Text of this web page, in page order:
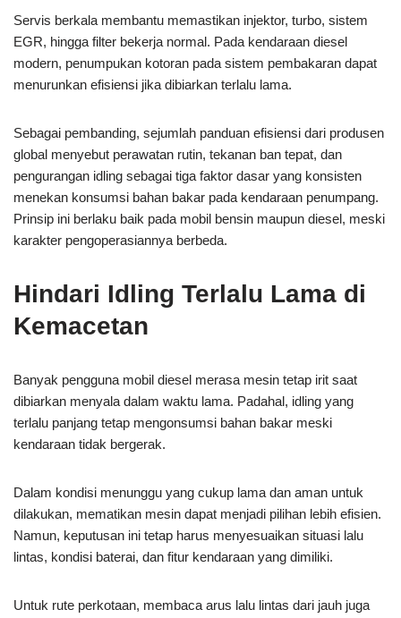
Servis berkala membantu memastikan injektor, turbo, sistem
EGR, hingga filter bekerja normal. Pada kendaraan diesel
modern, penumpukan kotoran pada sistem pembakaran dapat
menurunkan efisiensi jika dibiarkan terlalu lama.
Sebagai pembanding, sejumlah panduan efisiensi dari produsen
global menyebut perawatan rutin, tekanan ban tepat, dan
pengurangan idling sebagai tiga faktor dasar yang konsisten
menekan konsumsi bahan bakar pada kendaraan penumpang.
Prinsip ini berlaku baik pada mobil bensin maupun diesel, meski
karakter pengoperasiannya berbeda.
Hindari Idling Terlalu Lama di
Kemacetan
Banyak pengguna mobil diesel merasa mesin tetap irit saat
dibiarkan menyala dalam waktu lama. Padahal, idling yang
terlalu panjang tetap mengonsumsi bahan bakar meski
kendaraan tidak bergerak.
Dalam kondisi menunggu yang cukup lama dan aman untuk
dilakukan, mematikan mesin dapat menjadi pilihan lebih efisien.
Namun, keputusan ini tetap harus menyesuaikan situasi lalu
lintas, kondisi baterai, dan fitur kendaraan yang dimiliki.
Untuk rute perkotaan, membaca arus lalu lintas dari jauh juga